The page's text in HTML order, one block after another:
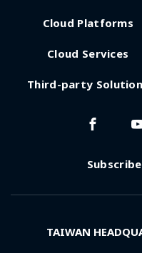
Cloud Platforms
Cloud Services
Third-party
TAIWAN